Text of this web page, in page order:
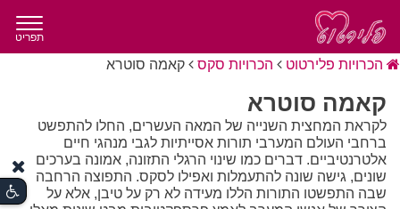
תפריט
הכרויות פלירטוט הכרויות סקס קאמה סוטרא
קאמה סוטרא
לקראת המחצית השנייה של המאה העשרים, החלו להתפשט
ברחבי העולם המערבי תורות אסייתיות לגבי מנהגי חיים
אלטרנטיביים. דברים כמו שינוי הרגלי התזונה, אמונה בערכים
שונים, גישה שונה להתעמלות ואפילו לסקס. התפוצה הרחבה
שבה התפשטו התורות הללו מעידה לא רק על טיבן, אלא על